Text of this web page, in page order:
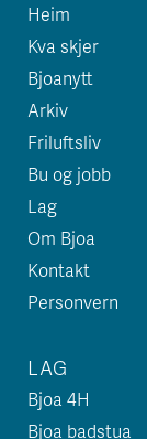
Heim
Kva skjer
Bjoanytt
Arkiv
Friluftsliv
Bu og jobb
Lag
Om Bjoa
Kontakt
Personvern
LAG
Bjoa 4H
Bjoa badstua